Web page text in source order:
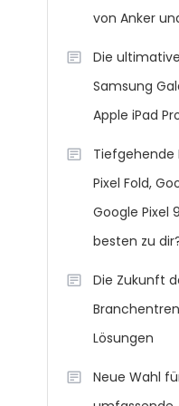
von Anker und
Die
Samsung
Apple iPad
Tiefgehende
Pixel Fold,
Google Pixel
besten zu
Die Zukunft
Lösungen
Neue Wahl